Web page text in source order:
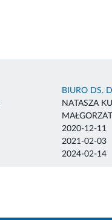
BIURO DS.
NATASZA
2020-12-11
2021-02-03
2024-02-14